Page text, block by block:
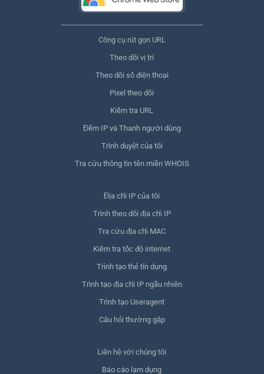
Công cụ rút gọn URL
Theo dõi vị trí
Theo dõi số điện thoại
Pixel theo dõi
Kiểm tra URL
Đếm IP và Thanh người dùng
Trình duyệt của tôi
Tra cứu thông tin tên miền WHOIS
Địa chỉ IP của tôi
Trình theo dõi địa chỉ IP
Tra cứu địa chỉ MAC
Kiểm tra tốc độ internet
Trình tạo thẻ tín dụng
Trình tạo địa chỉ IP ngẫu nhiên
Trình tạo Useragent
Câu hỏi thường gặp
Liên hệ với chúng tôi
Báo cáo lạm dụng